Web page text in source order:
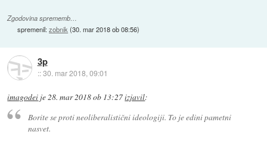
Zgodovina sprememb…
spremenil:zobnik (30. mar 2018 ob 08:56)
3p
::30. mar 2018, 09:01
imagodei je28. mar 2018 ob 13:27izjavil:
Borite se proti neoliberalistični ideologiji. To je edini pametni
nasvet.